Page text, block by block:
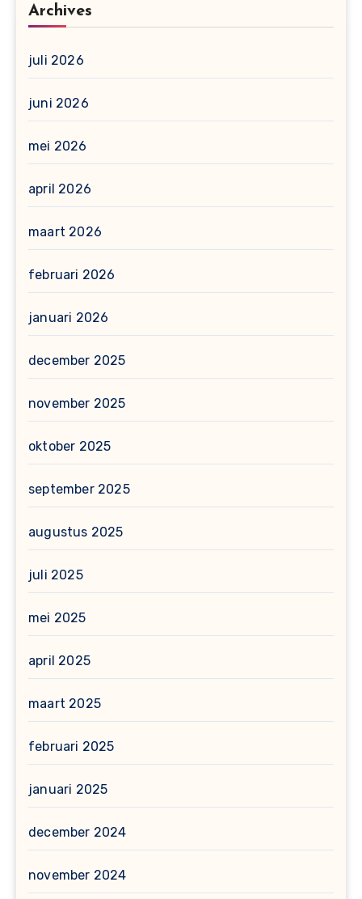
Archives
juli 2026
juni 2026
mei 2026
april 2026
maart 2026
februari 2026
januari 2026
december 2025
november 2025
oktober 2025
september 2025
augustus 2025
juli 2025
mei 2025
april 2025
maart 2025
februari 2025
januari 2025
december 2024
november 2024